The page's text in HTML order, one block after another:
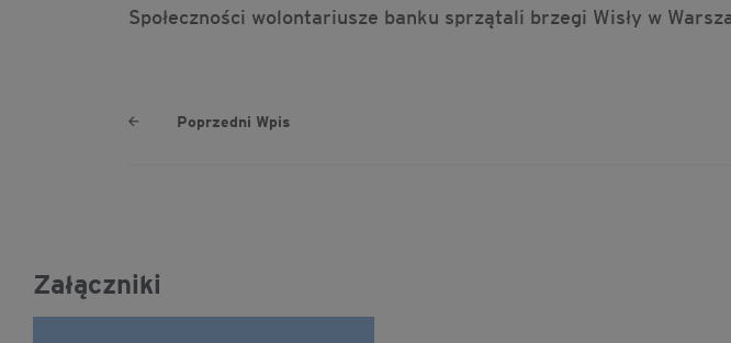
Społeczności wolontariusze banku sprzątali brzegi Wisły w
Poprzedni Wpis
Załączniki